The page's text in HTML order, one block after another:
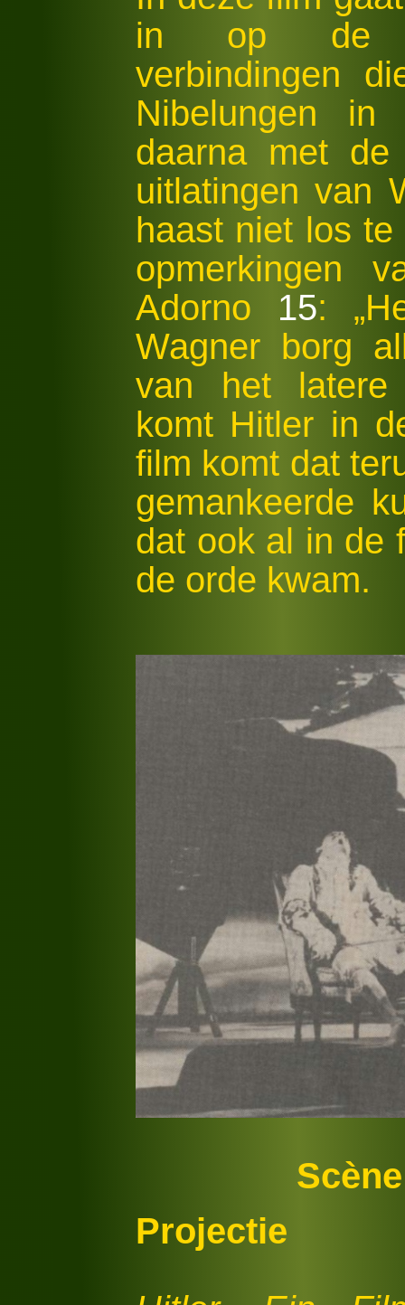
in op de
verbindingen
Nibelungen in
daarna met
uitlatingen van
haast niet los
opmerkingen
Adorno 15:
Wagner borg
van het latere
komt Hitler in
film komt dat
gemankeerde
dat ook al in de
de orde kwam.
Projectie